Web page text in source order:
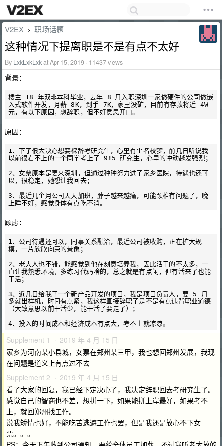
V2EX › 职场话题
这种情况下提离职是不是有点不太好
By LxkLxkLxkat Apr 15, 2019 · 11437 views
背景：
楼主 18 年双非本科毕业，去年 8 月入职深圳一家做硬件的公司做嵌
入式软件开发，月薪 8K，到手 7K，家里没矿，目前有存款将近 4W
原因：
1、下了很大决心想要裸辞考研究生，心里有个名校梦，前几日听说我
以前很看不上的一个同学考上了 985 研究生，心里的冲动越发强烈；
2、女票原本是要来深圳，但通过种种努力进了家乡医院，待遇也还可
以，很稳定，她想让我回去；
3、最近几个月公司天天加班，脖子越来越痛，可能颈椎有问题了，晚
顾虑：
1、公司待遇还可以，同事关系融洽，最近公司被收购，正在扩大规
模，一片欣欣向荣的景象；
2、老大人也不错，能感觉到他在刻意培养我，因此活干的不太多，一
直让我熟悉环境，多练习代码啥的，总之就是有点闲，但有活来了也能
干活；
3、近几日给我了一个新产品开发的项目，我是项目负责人，要 5 月
多就出样机，时间有点紧，我这样直接辞职了是不是有点违背职业道德
（大致意思以前干活少，能干活了要走了）；
Supplement 1 · 2019 年 4 月 15 日
家乡为河南某小县城，女票在郑州某三甲，我也想回郑州发展，我现
在问题是道义上有点过不去
Supplement 2 · 2019 年 4 月 15 日
看了大家的回复，我已经下定决心了，我决定辞职回去考研究生了。
感觉自己的智商也不差，想拼一下，如果能拼上岸最好，如果考不
上，就回郑州找工作。
说我矫情也好，不能吃苦逃避工作也罢，但是我还是放心不下女
票。。。
PS：今天下午收到公司通知，要给全体员工加薪，不过我听老大放的